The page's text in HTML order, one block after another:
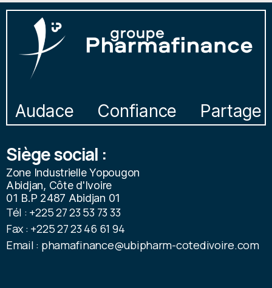
Audace Confiance Partage
Siège social :
Zone Industrielle Yopougon
Abidjan, Côte d'Ivoire
01 B.P 2487 Abidjan 01
Tél : +225 27 23 53 73 33
Fax : +225 27 23 46 61 94
Email : phamafinance@ubipharm-cotedivoire.com